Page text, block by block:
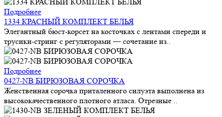
Подробнее
1334 КРАСНЫЙ КОМПЛЕКТ БЕЛЬЯ
Элегантный бюст-корсет на косточках с лентами спереди и
трусики-стринг с регуляторами — сочетание из..
Подробнее
0427-NB БИРЮЗОВАЯ СОРОЧКА
Женственная сорочка приталенного силуэта выполнена из
высококачественного плотного атласа. Отрезные ..